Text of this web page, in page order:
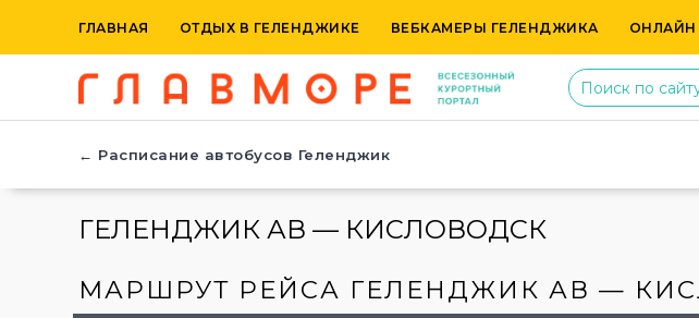
ГЛАВНАЯ ОТДЫХ В ГЕЛЕНДЖИКЕ ВЕБКАМЕРЫ ГЕЛЕНДЖИКА ОНЛАЙН
← Расписание автобусов Геленджик
ГЕЛЕНДЖИК АВ — КИСЛОВОДСК
МАРШРУТ РЕЙСА ГЕЛЕНДЖИК АВ —